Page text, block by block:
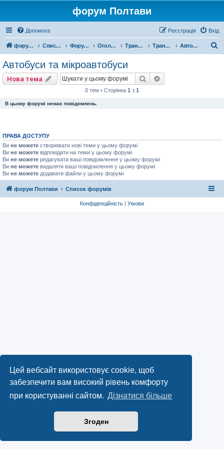
Цей вебсайт використовує cookie, щоб
забезпечити вам високий рівень комфорту
при користуванні сайтом. Дізнатися більше
Згоден
форум Полтави
Допомога Вхід
Реєстрація
форум Полтави Список форумів Форум міста Полтава Оголошення міста Полтава Транспорт СТО Транспортні засоби Автобуси та мікроавтобуси
Автобуси та мікроавтобуси
Нова тема Пошук
0 тем • Сторінка 1 з 1
В цьому форумі немає повідомлень.
ПРАВА ДОСТУПУ
Ви не можете створювати нові теми у цьому форумі
Ви не можете відповідати на теми у цьому форумі
Ви не можете редагувати ваші повідомлення у цьому форумі
Ви не можете видаляти ваші повідомлення у цьому форумі
Ви не можете додавати файли у цьому форумі
форум Полтави Список форумів
Конфіденційність | Умови